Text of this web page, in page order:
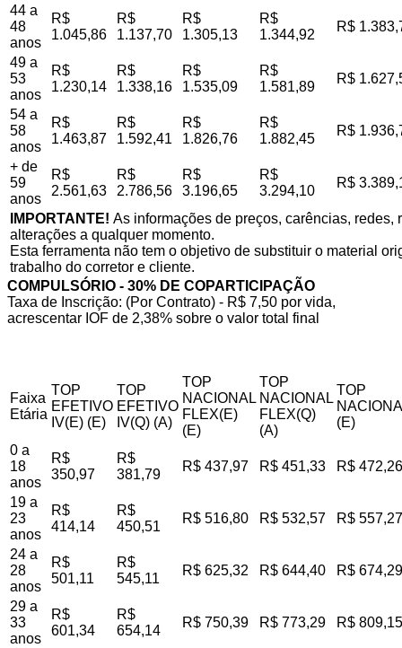
44 a
48
anos
R$
1.045,86
R$
1.137,70
R$
1.305,13
R$
1.344,92
R$
49 a
53
anos
R$
1.230,14
R$
1.338,16
R$
1.535,09
R$
1.581,89
R$
54 a
58
anos
R$
1.463,87
R$
1.592,41
R$
1.826,76
R$
1.882,45
R$
+ de
59
anos
R$
2.561,63
R$
2.786,56
R$
3.196,65
R$
3.294,10
R$
IMPORTANTE! As informações de preços, carências,
alterações a qualquer momento.
Esta ferramenta não tem o objetivo de substituir o material
trabalho do corretor e cliente.
COMPULSÓRIO - 30% DE COPARTICIPAÇÃO
Taxa de Inscrição: (Por Contrato) - R$ 7,50 por vida,
acrescentar IOF de 2,38% sobre o valor total final
Faixa
Etária
TOP
EFETIVO
IV(E) (E)
TOP
EFETIVO
IV(Q) (A)
TOP
NACIONAL
FLEX(E)
(E)
TOP
NACIONAL
FLEX(Q)
(A)
TOP
(E)
0 a
18
anos
R$
350,97
R$
381,79
R$ 437,97 R$ 451,33 R$ 472,26
19 a
23
anos
R$
414,14
R$
450,51
R$ 516,80 R$ 532,57 R$ 557,27
24 a
28
anos
R$
501,11
R$
545,11
R$ 625,32 R$ 644,40 R$ 674,29
29 a
33
anos
R$
601,34
R$
654,14
R$ 750,39 R$ 773,29 R$ 809,15